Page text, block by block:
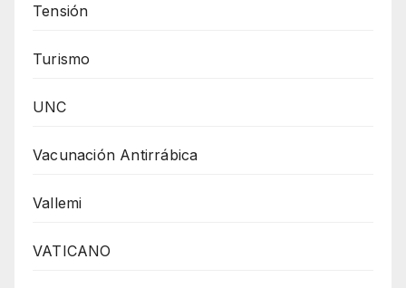
Tensión
Turismo
UNC
Vacunación Antirrábica
Vallemi
VATICANO